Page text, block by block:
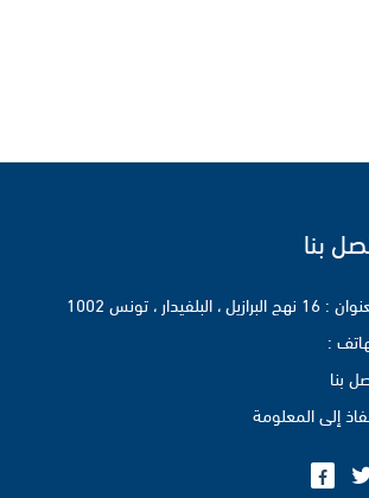
بنا
البرازيل ، البلفيدار ، تونس 1002
:
بنا
إلى المعلومة